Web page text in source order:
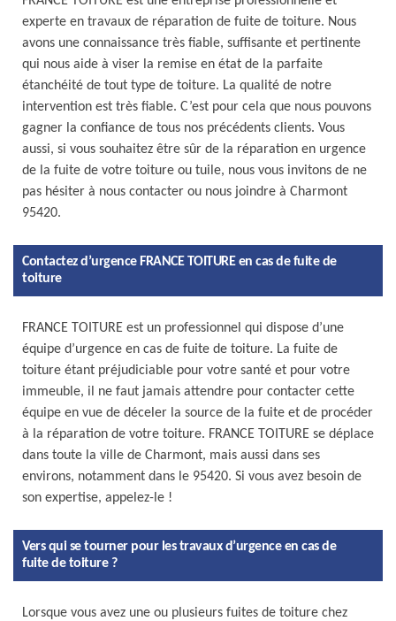
experte en travaux de réparation de fuite de toiture. Nous
avons une connaissance très fiable, suffisante et pertinente
qui nous aide à viser la remise en état de la parfaite
étanchéité de tout type de toiture. La qualité de notre
intervention est très fiable. C’est pour cela que nous pouvons
gagner la confiance de tous nos précédents clients. Vous
aussi, si vous souhaitez être sûr de la réparation en urgence
de la fuite de votre toiture ou tuile, nous vous invitons de ne
pas hésiter à nous contacter ou nous joindre à Charmont
95420.
Contactez d’urgence FRANCE TOITURE en cas de fuite de
toiture
FRANCE TOITURE est un professionnel qui dispose d’une
équipe d’urgence en cas de fuite de toiture. La fuite de
toiture étant préjudiciable pour votre santé et pour votre
immeuble, il ne faut jamais attendre pour contacter cette
équipe en vue de déceler la source de la fuite et de procéder
à la réparation de votre toiture. FRANCE TOITURE se déplace
dans toute la ville de Charmont, mais aussi dans ses
environs, notamment dans le 95420. Si vous avez besoin de
son expertise, appelez-le !
Vers qui se tourner pour les travaux d’urgence en cas de
fuite de toiture ?
Lorsque vous avez une ou plusieurs fuites de toiture chez